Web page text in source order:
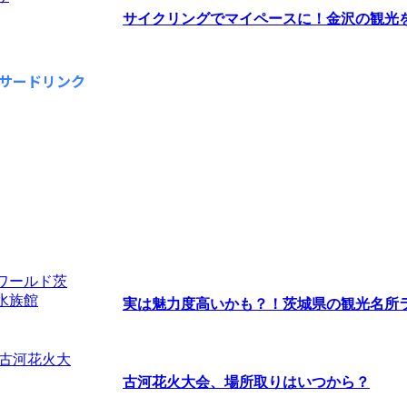
サイクリングでマイペースに！金沢の観光
ードリンク
実は魅力度高いかも？！茨城県の観光名所
古河花火大会、場所取りはいつから？